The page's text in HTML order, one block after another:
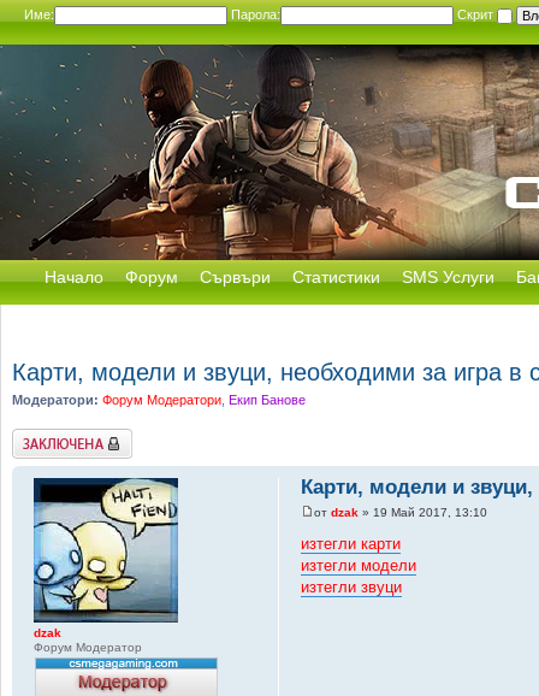
Име: Парола: Скрит
Начало Форум Сървъри Статистики SMS Услуги
Карти, модели и звуци, необходими за игра в
Модератори: Форум Модератори Екип Банове
Заключена
Карти, модели и
отdzak » 19 Май 2017, 13:10
изтегли карти
изтегли модели
изтегли звуци
dzak
Форум Модератор